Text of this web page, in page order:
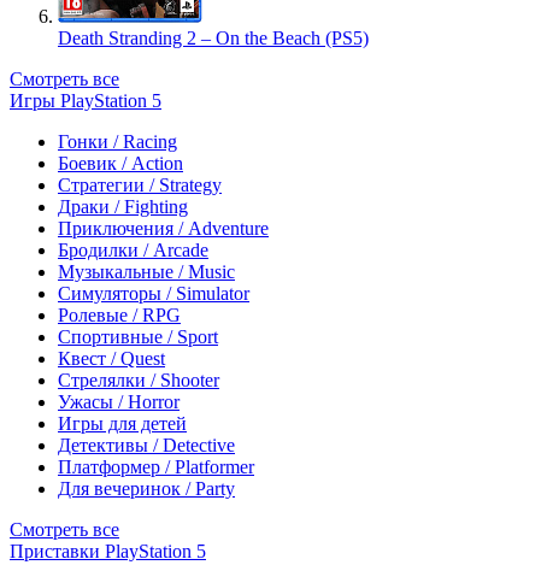
Death Stranding 2 – On the Beach (PS5)
Смотреть все
Игры PlayStation 5
Гонки / Racing
Боевик / Action
Стратегии / Strategy
Драки / Fighting
Приключения / Adventure
Бродилки / Arcade
Музыкальные / Music
Симуляторы / Simulator
Ролевые / RPG
Спортивные / Sport
Квест / Quest
Стрелялки / Shooter
Ужасы / Horror
Игры для детей
Детективы / Detective
Платформер / Platformer
Для вечеринок / Party
Смотреть все
Приставки PlayStation 5